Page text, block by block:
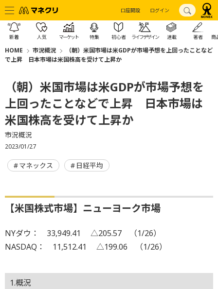
口座開設 ログイン
新着 人気 マーケット 特集 初心者 ライフデザイン 連載 著者 商
HOME 市況概況
（朝）米国市場は米GDPが市場予想を上回ったことなど
で上昇 日本市場は米国株高を受けて上昇か
（朝）米国市場は米GDPが市場予想を
上回ったことなどで上昇 日本市場は
米国株高を受けて上昇か
市況概況
2023/01/27
マネックス 日経平均
【米国株式市場】ニューヨーク市場
NYダウ： 33,949.41 △205.57 （1/26）
NASDAQ： 11,512.41 △199.06 （1/26）
1.概況